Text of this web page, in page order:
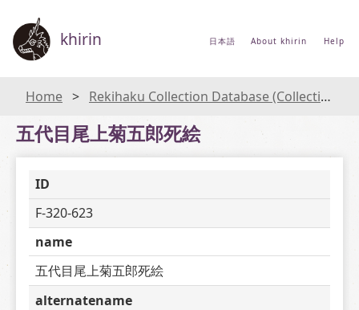
khirin 日本語 About khirin Help
Home Rekihaku Collection Database (Collections Database of the National Museum of Japanese History)
五代目尾上菊五郎死絵
ID
F-320-623
name
五代目尾上菊五郎死絵
alternatename